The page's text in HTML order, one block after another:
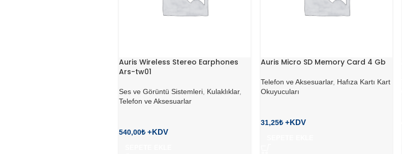
Auris Wireless Stereo Earphones
Ars-tw01
Ses ve Görüntü Sistemleri, Kulaklıklar,
Telefon ve Aksesuarlar
540,00₺
Auris Micro SD Memory Card 4 Gb
Telefon ve Aksesuarlar, Hafıza Kartı Kart
Okuyucuları
31,25₺